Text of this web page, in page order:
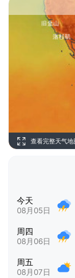
查看完整天气地
今天
08月05日
周四
08月06日
周五
08月07日